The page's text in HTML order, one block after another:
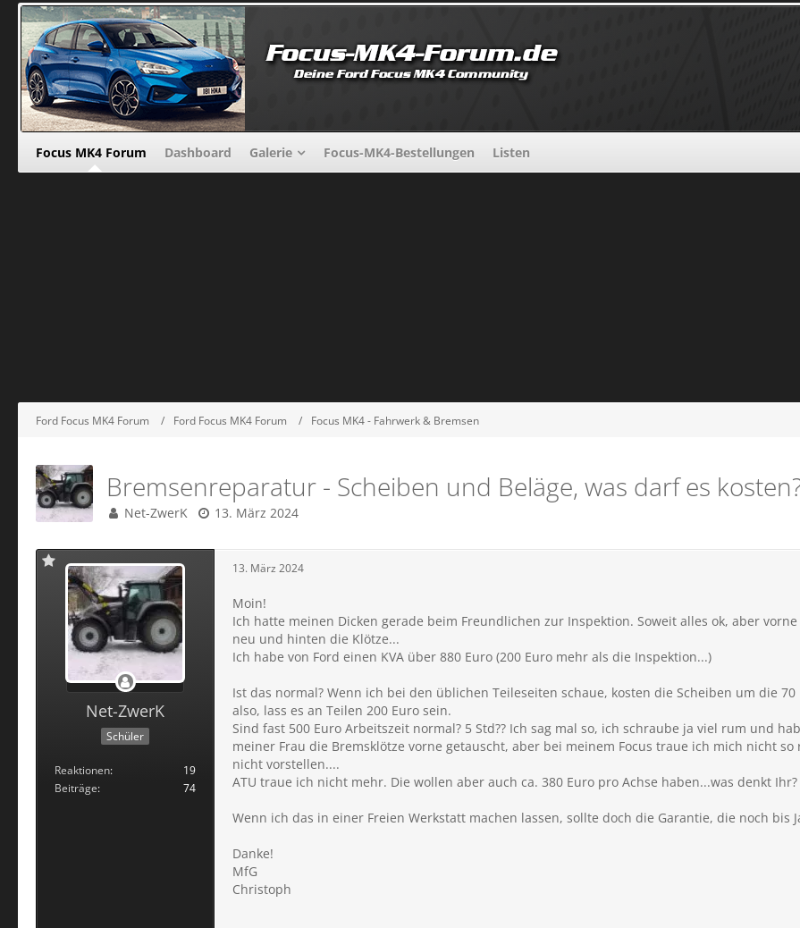
Focus MK4 Forum Dashboard Galerie Focus-MK4-Bestellungen Listen
Ford Focus MK4 Forum Ford Focus MK4 Forum Focus MK4 - Fahrwerk & Bremsen
Bremsenreparatur - Scheiben und Beläge, was darf es
Net-ZwerK 13. März 2024
Net-ZwerK
Schüler
Reaktionen
19
Beiträge
74
13. März 2024
Moin!
Ich hatte meinen Dicken gerade beim Freundlichen zur Inspektion. Soweit alles ok, aber
neu und hinten die Klötze...
Ich habe von Ford einen KVA über 880 Euro (200 Euro mehr als die Inspektion...)
Ist das normal? Wenn ich bei den üblichen Teileseiten schaue, kosten die Scheiben um die
also, lass es an Teilen 200 Euro sein.
Sind fast 500 Euro Arbeitszeit normal? 5 Std?? Ich sag mal so, ich schraube ja viel rum und
meiner Frau die Bremsklötze vorne getauscht, aber bei meinem Focus traue ich mich nicht
nicht vorstellen....
ATU traue ich nicht mehr. Die wollen aber auch ca. 380 Euro pro Achse haben...was denkt Ihr?
Wenn ich das in einer Freien Werkstatt machen lassen, sollte doch die Garantie, die noch bis
Danke!
MfG
Christoph